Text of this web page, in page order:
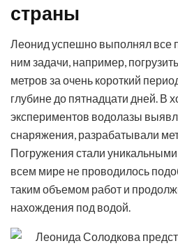
страны
Леонид успешно выполнял все
ним задачи, например,
метров за очень короткий
глубине до пятнадцати дней. В
экспериментов водолазы
снаряжения, разрабатывали
Погружения стали
всем мире не проводилось
таким объемом работ и
нахождения под водой.